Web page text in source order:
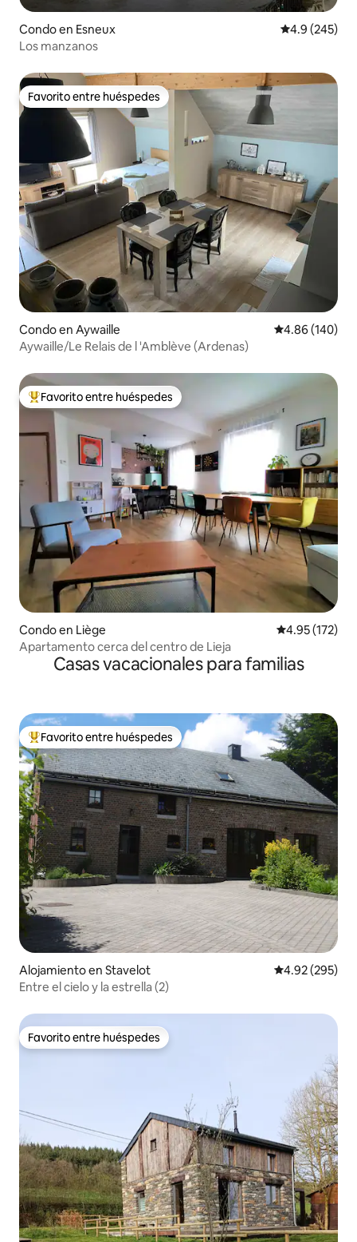
Condo en Esneux Calificación
4.9 (245)
Los manzanos
Favorito entre huéspedes
Favorito entre huéspedes
Condo en Aywaille Calificación
4.86 (140)
Aywaille/Le Relais de l 'Amblève (Ardenas)
Favorito entre huéspedes preferido
Favorito entre huéspedes
Condo en Liège Calificación
4.95 (172)
Apartamento cerca del centro de Lieja
Casas vacacionales para familias
Favorito entre huéspedes preferido
Favorito entre huéspedes
Alojamiento en Stavelot Calificación
4.92 (295)
Entre el cielo y la estrella (2)
Favorito entre huéspedes
Favorito entre huéspedes